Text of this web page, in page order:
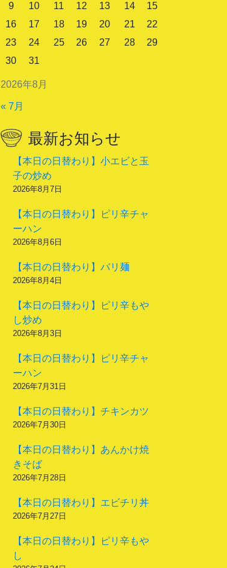
2026年8月
9
10 11 12 13 14
15
16
17 18 19 20 21
22
23
24 25 26 27 28
29
30
31
« 7月
最新お知らせ
【本日の日替わり】小エビと玉
子の炒め
2026年8月7日
【本日の日替わり】ピリ辛チャ
ーハン
2026年8月6日
【本日の日替わり】バリ麺
2026年8月4日
【本日の日替わり】ピリ辛もや
し炒め
2026年8月3日
【本日の日替わり】ピリ辛チャ
ーハン
2026年7月31日
【本日の日替わり】チキンカツ
2026年7月30日
【本日の日替わり】あんかけ焼
きそば
2026年7月28日
【本日の日替わり】エビチリ丼
2026年7月27日
【本日の日替わり】ピリ辛もや
し